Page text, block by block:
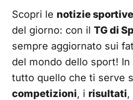
Scopri le notizie sportive
del giorno: con il TG di
sempre aggiornato sui
del mondo dello sport! In
tutto quello che ti serve
competizioni, i risultati,